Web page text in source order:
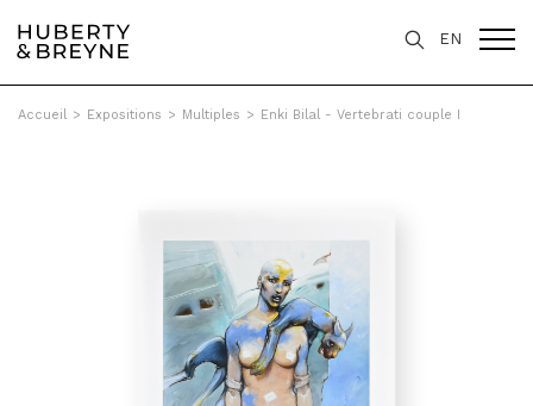
EN
Accueil > Expositions > Multiples > Enki Bilal - Vertebrati couple I